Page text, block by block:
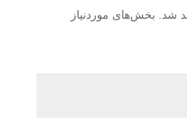
شد.
بخش‌های موردنیاز